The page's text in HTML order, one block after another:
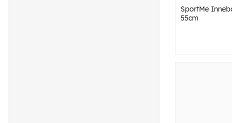
SportMe
55cm